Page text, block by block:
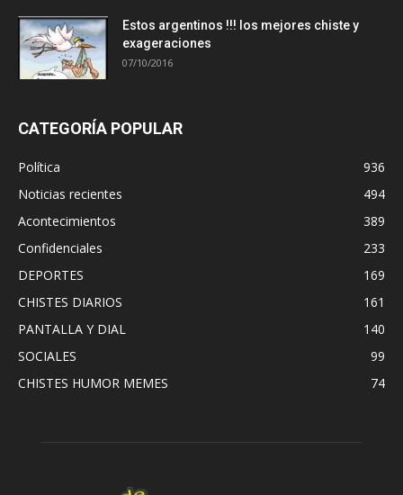
Estos argentinos !!! los mejores chiste y
exageraciones
07/10/2016
CATEGORÍA POPULAR
Política
936
Noticias recientes
494
Acontecimientos
389
Confidenciales
233
DEPORTES
169
CHISTES DIARIOS
161
PANTALLA Y DIAL
140
SOCIALES
99
CHISTES HUMOR MEMES
74